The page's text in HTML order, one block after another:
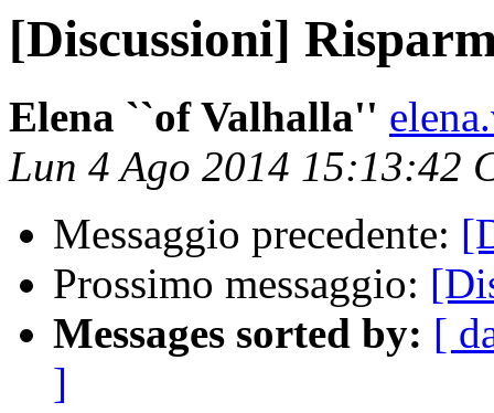
[Discussioni]
Elena ``of Valhalla''
Lun 4 Ago 2014 15:13:42
Messaggio precedente:
Prossimo messaggio:
Messages sorted by: [
]